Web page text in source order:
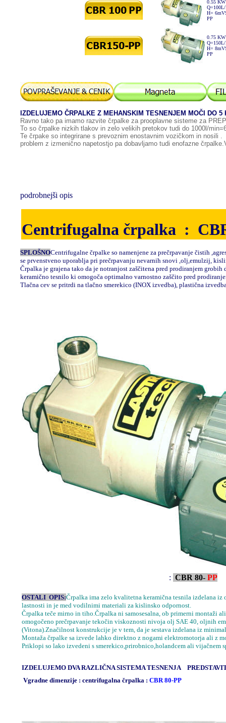
0.55 KW
H=
PP
0.75 KW
H=
PP
IZDELUJEMO ČRPALKE Z MEHANSKIM TESNENJEM MOČI DO
Ravno tako pa imamo razvite črpalke za prooplavne sisteme za
To so črpalke nizkih tlakov in zelo velikih pretokov tudi do 1000l/
Te črpake so integrirane s prevoznim enostavnim vozičkom in
problem z izmenično napetostjo pa dobavljamo tudi enofazne
podrobnejši opis
Centrifugalna črpalka :
SPLOŠNOCentrifugalne črpalke so namenjene za prečrpavanje čistih
se prvenstveno uporablja pri prečrpavanju nevarnih snovi ,olj,emulzij,
Črpalka je grajena tako da je notranjost zaščitena pred prodiranjem
keramično tesnilo ki omogoča optimalno varnostno zaščito pred
Tlačna cev se pritrdi na tlačno smerekico (INOX izvedba), plastična
: CBR 80- PP
OSTALI OPIS:Črpalka ima zelo kvalitetna keramična tesnila izdelana
lastnosti in je med vodilnimi materiali za kislinsko odpornost.
Črpalka teče mirno in tiho.Črpalka ni samosesalna, ob primerni
omogočeno prečrpavanje tekočin viskoznosti nivoja olj SAE 40, oljnih
(Vitona).Značilnost konstrukcije je v tem, da je sestava izdelana iz
Montaža črpalke sa izvede lahko direktno z nogami elektromotorja ali z
Priklopi so lako izvedeni s smerekico,prirobnico,holandcem ali vijačnem
IZDELUJEMO DVA RAZLIČNA SISTEMA TESNENJA
Vgradne dimenzije : centrifugalna črpalka : CBR 80-PP